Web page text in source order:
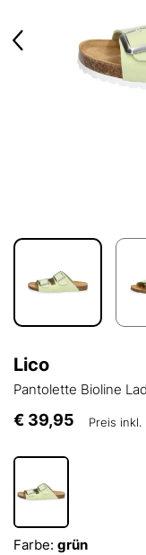
Lico
Pantolette Bioline
€ 39,95 Preis inkl.
Farbe: grün